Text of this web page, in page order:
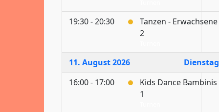
19:30 - 20:30
Tanzen - Erwachsene
2
11. August 2026
Dienstag
16:00 - 17:00
Kids Dance Bambinis
1